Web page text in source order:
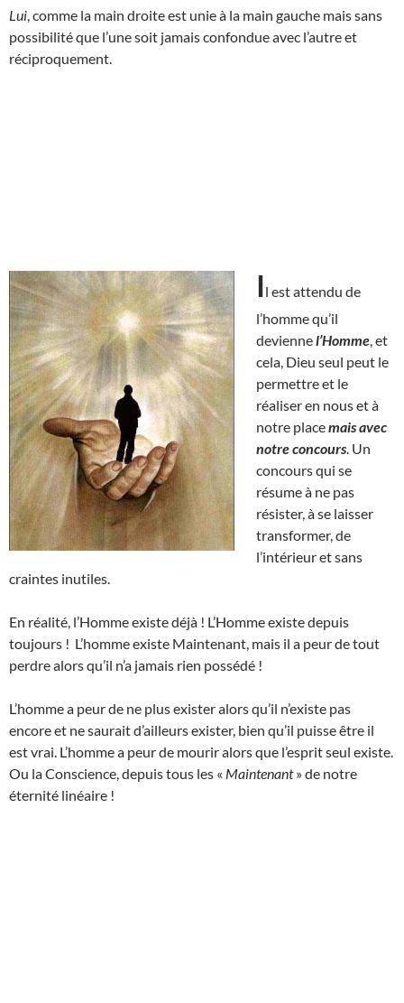
Lui , comme la main droite est unie à la main gauche mais sans
possibilité que l’une soit jamais confondue avec l’autre et
réciproquement.
Il est attendu de
l’homme qu’il
deviennel’Homme , et
cela, Dieu seul peut le
permettre et le
réaliser en nous et à
notre placemais avec
notre concours . Un
concours qui se
résume à ne pas
résister, à se laisser
transformer, de
l’intérieur et sans
craintes inutiles.
En réalité, l’Homme existe déjà ! L’Homme existe depuis
toujours ! L’homme existe Maintenant, mais il a peur de tout
perdre alors qu’il n’a jamais rien possédé !
L’homme a peur de ne plus exister alors qu’il n’existe pas
encore et ne saurait d’ailleurs exister, bien qu’il puisse être il
est vrai. L’homme a peur de mourir alors que l’esprit seul existe.
Ou la Conscience, depuis tous les « Maintenant» de notre
éternité linéaire !